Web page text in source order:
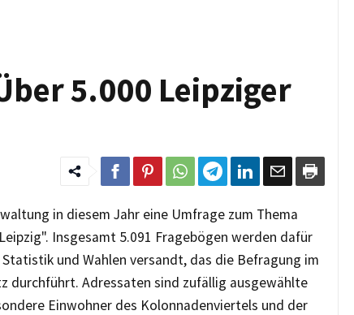
5.000 Leipziger
in diesem Jahr eine Umfrage zum Thema
Insgesamt 5.091 Fragebögen werden dafür
und Wahlen versandt, das die Befragung im
durchführt. Adressaten sind zufällig ausgewählte
Einwohner des Kolonnadenviertels und der